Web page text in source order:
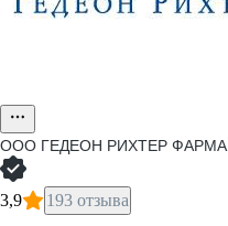
ООО ГЕДЕОН РИХТЕР ФАРМА
3,9 193 отзыва